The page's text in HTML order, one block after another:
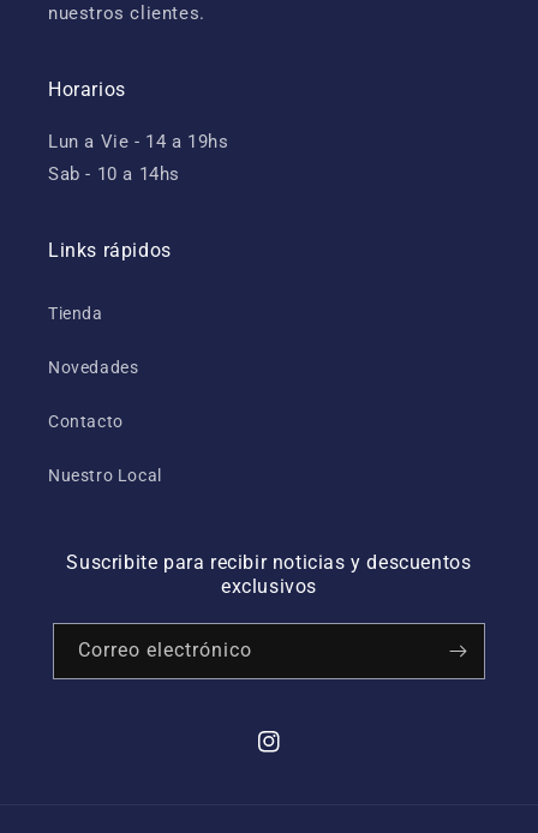
nuestros clientes.
Horarios
Lun a Vie - 14 a 19hs
Sab - 10 a 14hs
Links rápidos
Tienda
Novedades
Contacto
Nuestro Local
Suscribite para recibir noticias y descuentos
exclusivos
Correo electrónico
Instagram